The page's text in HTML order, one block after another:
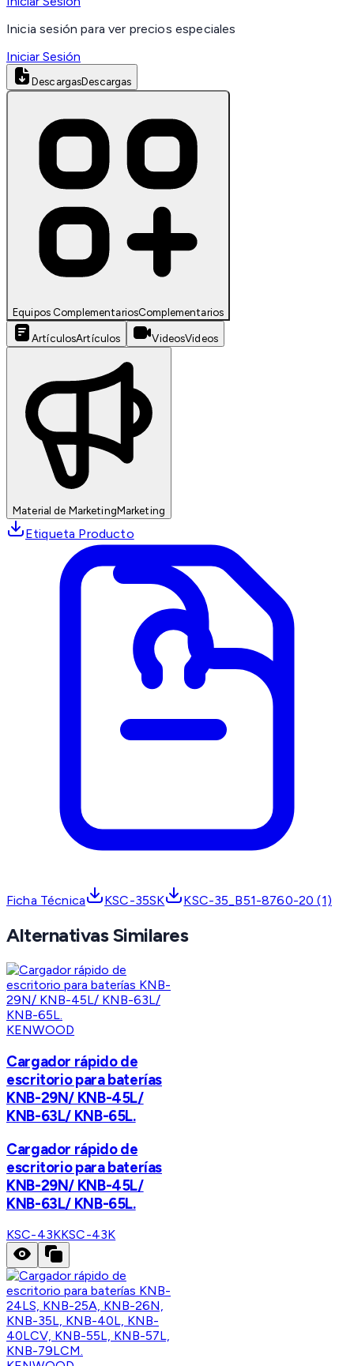
Inicia sesión para ver precios especiales
Iniciar Sesión
DescargasDescargas
Equipos ComplementariosComplementarios
ArtículosArtículos VideosVideos
Material de MarketingMarketing
Etiqueta Producto
Ficha Técnica KSC-35SK KSC-35_B51-8760-20 (1)
Alternativas Similares
KENWOOD
Cargador rápido de
escritorio para baterías
KNB-29N/ KNB-45L/
KNB-63L/ KNB-65L.
Cargador rápido de
escritorio para baterías
KNB-29N/ KNB-45L/
KNB-63L/ KNB-65L.
KSC-43KKSC-43K